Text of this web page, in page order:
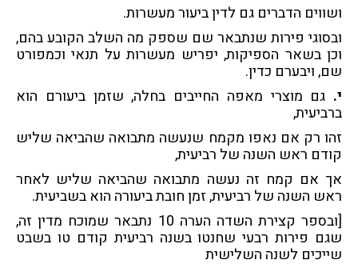
ושווים הדברים גם לדין ביעור מעשרות.
ובסוגי פירות שנתבאר שם שספק מה השלב הקובע בהם,
וכן בשאר הספיקות, יפריש מעשרות על תנאי וכמפורט
שם, ויבערם כדין.
י. גם מוצרי מאפה החייבים בחלה, שזמן ביעורם הוא
ברביעית,
זהו רק אם נאפו מקמח שנעשה מתבואה שהביאה שליש
קודם ראש השנה של רביעית,
אך אם קמח זה נעשה מתבואה שהביאה שליש לאחר
ראש השנה של רביעית, זמן חובת ביעורה הוא בשביעית.
[ובספר קצירת השדה הערה 10 נתבאר שמוכח מדין זה,
שגם פירות רבעי שחנטו בשנה רביעית קודם טו בשבט
שייכים לשנה השלישית